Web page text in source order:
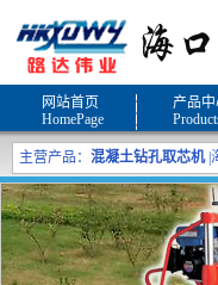
网站首页
HomePage
产品
主营产品： 混凝土钻孔取芯机|